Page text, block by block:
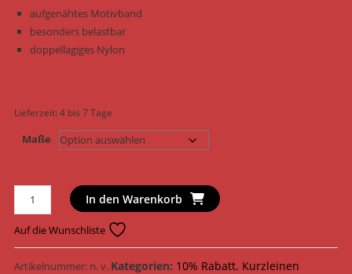
aufgenähtes Motivband
besonders belastbar
doppellagiges Nylon
Lieferzeit:4 bis 7 Tage
Maße
Trixie
Hundeleine
Modern
Art
Leine
In den Warenkorb
Auf die Wunschliste
Artikelnummer: n. v. Kategorien: 10% Rabatt, Kurzleinen